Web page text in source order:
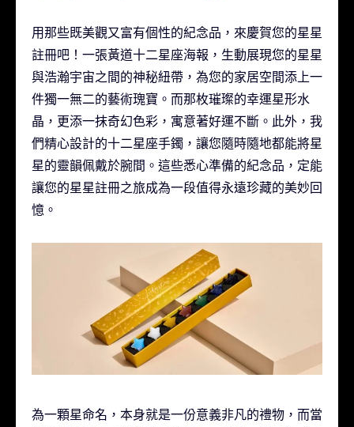
用那些既美觀又富有個性的紀念品，來慶賀您的星星
註冊吧！一張黃道十二星座海報，生動展現您的星星
與浩瀚宇宙之間的神秘紐帶，為您的家居空間添上一
件獨一無二的藝術瑰寶。而那枚璀璨的幸運星形水
晶，更添一抹奇幻色彩，寓意著好運不斷。此外，我
們精心設計的十二星座手鐲，讓您隨時隨地都能將星
星的靈韻佩戴於腕間。這些悉心準備的紀念品，定能
讓您的星星註冊之旅成為一段值得永遠珍藏的美妙回
憶。
為一顆星命名，本身就是一份意義非凡的禮物，而當